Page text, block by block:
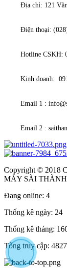
Địa chỉ: 121
Điện thoại:
Hotline CSKH:
Kinh doanh:
Email 1 :
Email 2 :
Copyright © 2018
MÁY SÀI THÀNH
Đang online: 4
Thống kê ngày: 24
Thống kê tháng:
Tổng truy cập: